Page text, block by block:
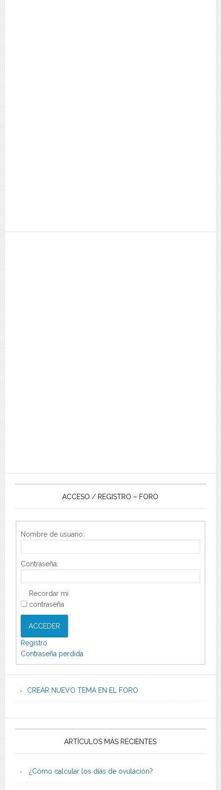
ACCESO / REGISTRO – FORO
Nombre de usuario:
Contraseña:
Recordar mi
contraseña
ACCEDER
Registro
Contraseña perdida
CREAR NUEVO TEMA EN EL FORO
ARTÍCULOS MÁS RECIENTES
¿Cómo calcular los días de ovulación?